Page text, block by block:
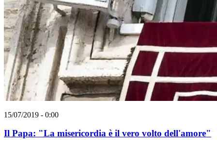
15/07/2019 - 0:00
Il Papa: "La misericordia è il vero volto dell'amore"